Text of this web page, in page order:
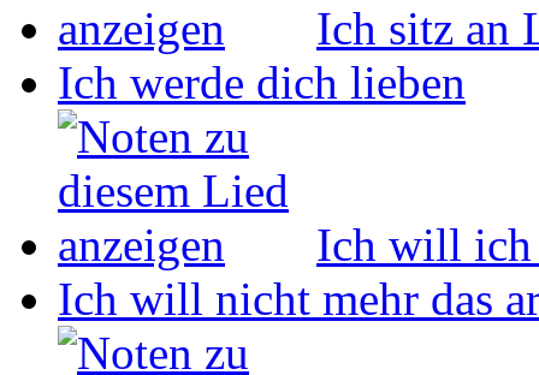
Ich sitz an
Ich werde dich lieben
Ich will ich
Ich will nicht mehr das